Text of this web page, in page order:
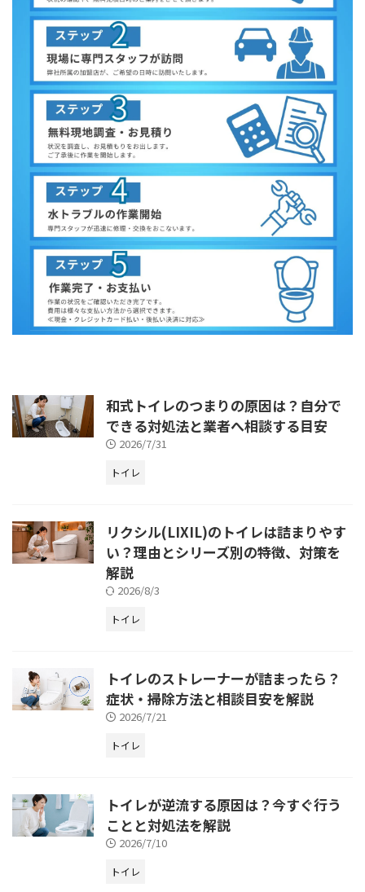
和式トイレのつまりの原因は？自分で
できる対処法と業者へ相談する目安
2026/7/31
トイレ
リクシル(LIXIL)のトイレは詰まりやす
い？理由とシリーズ別の特徴、対策を
解説
2026/8/3
トイレ
トイレのストレーナーが詰まったら？
症状・掃除方法と相談目安を解説
2026/7/21
トイレ
トイレが逆流する原因は？今すぐ行う
ことと対処法を解説
2026/7/10
トイレ